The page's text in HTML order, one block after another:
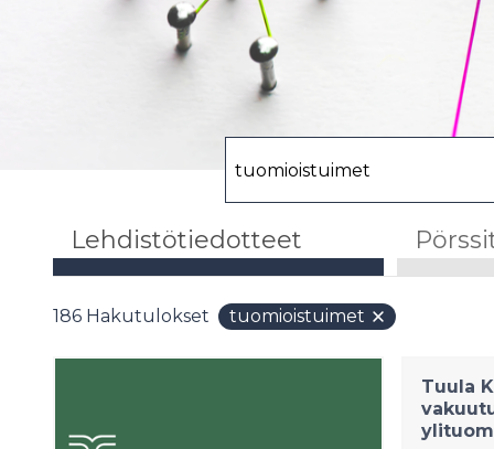
Lehdistötiedotteet
186 Hakutulokset tuomioistuimet
Tuula